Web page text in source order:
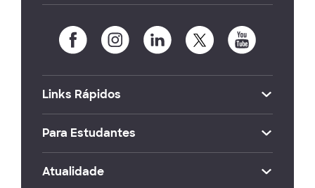
Links Rápidos
Para Estudantes
Atualidade